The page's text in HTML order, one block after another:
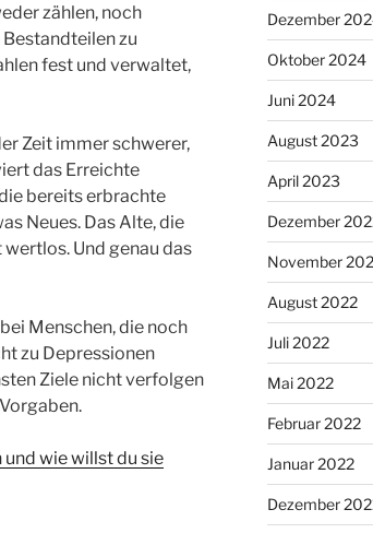
zählen, noch
Bestandteilen zu
fest und verwaltet,
Zeit immer schwerer,
das Erreichte
bereits erbrachte
Neues. Das Alte, die
Und genau das
Menschen, die noch
zu Depressionen
Ziele nicht verfolgen
und wie willst du sie
Dezember
Oktober 2024
Juni 2024
August 2023
April 2023
Dezember
November
August 2022
Juli 2022
Mai 2022
Februar 2022
Januar 2022
Dezember